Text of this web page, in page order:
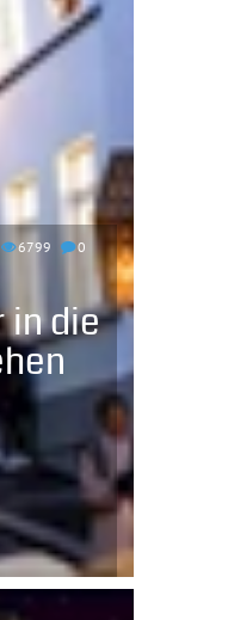
6799 0
in die